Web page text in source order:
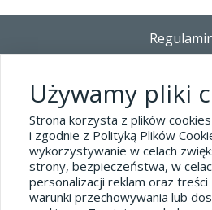
Polityka prywatności i
Blog
Dane
tel.32 445-
sklep@hard-
Używamy pliki
Strona korzysta z plików
i zgodnie z Polityką Plików
wykorzystywanie w celach
strony, bezpieczeństwa, w
personalizacji reklam oraz treści
warunki przechowywania lub